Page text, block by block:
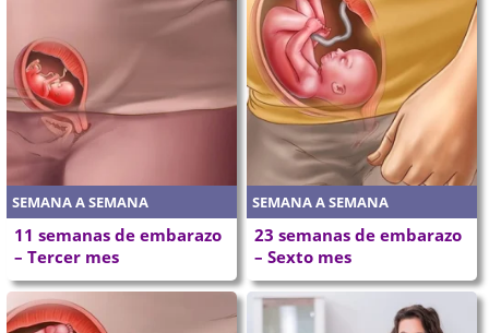
SEMANA A SEMANA
11 semanas de embarazo
– Tercer mes
SEMANA A SEMANA
23 semanas de embarazo
– Sexto mes